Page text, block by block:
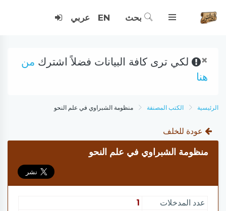
بحث EN عربي
× لكي ترى كافة البيانات فضلاً اشترك من
هنا
الرئيسية الكتب المصنفة منظومة الشبراوي في علم النحو
عودة للخلف
منظومة الشبراوي في علم النحو
عدد المدخلات
1